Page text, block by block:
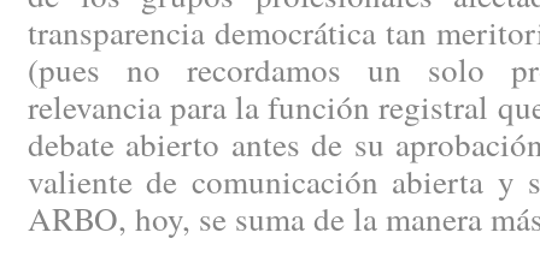
transparencia democrática tan
(pues no recordamos un solo
relevancia para la función registral
debate abierto antes de su
valiente de comunicación abierta y
ARBO, hoy, se suma de la manera